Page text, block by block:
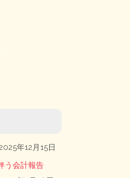
年12月15日
う会計報告